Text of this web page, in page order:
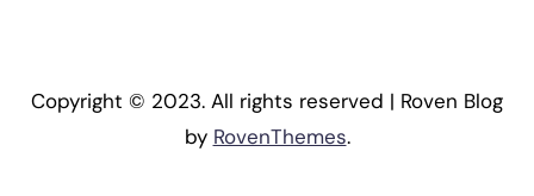
Copyright © 2023. All rights reserved | Roven Blog
by RovenThemes.